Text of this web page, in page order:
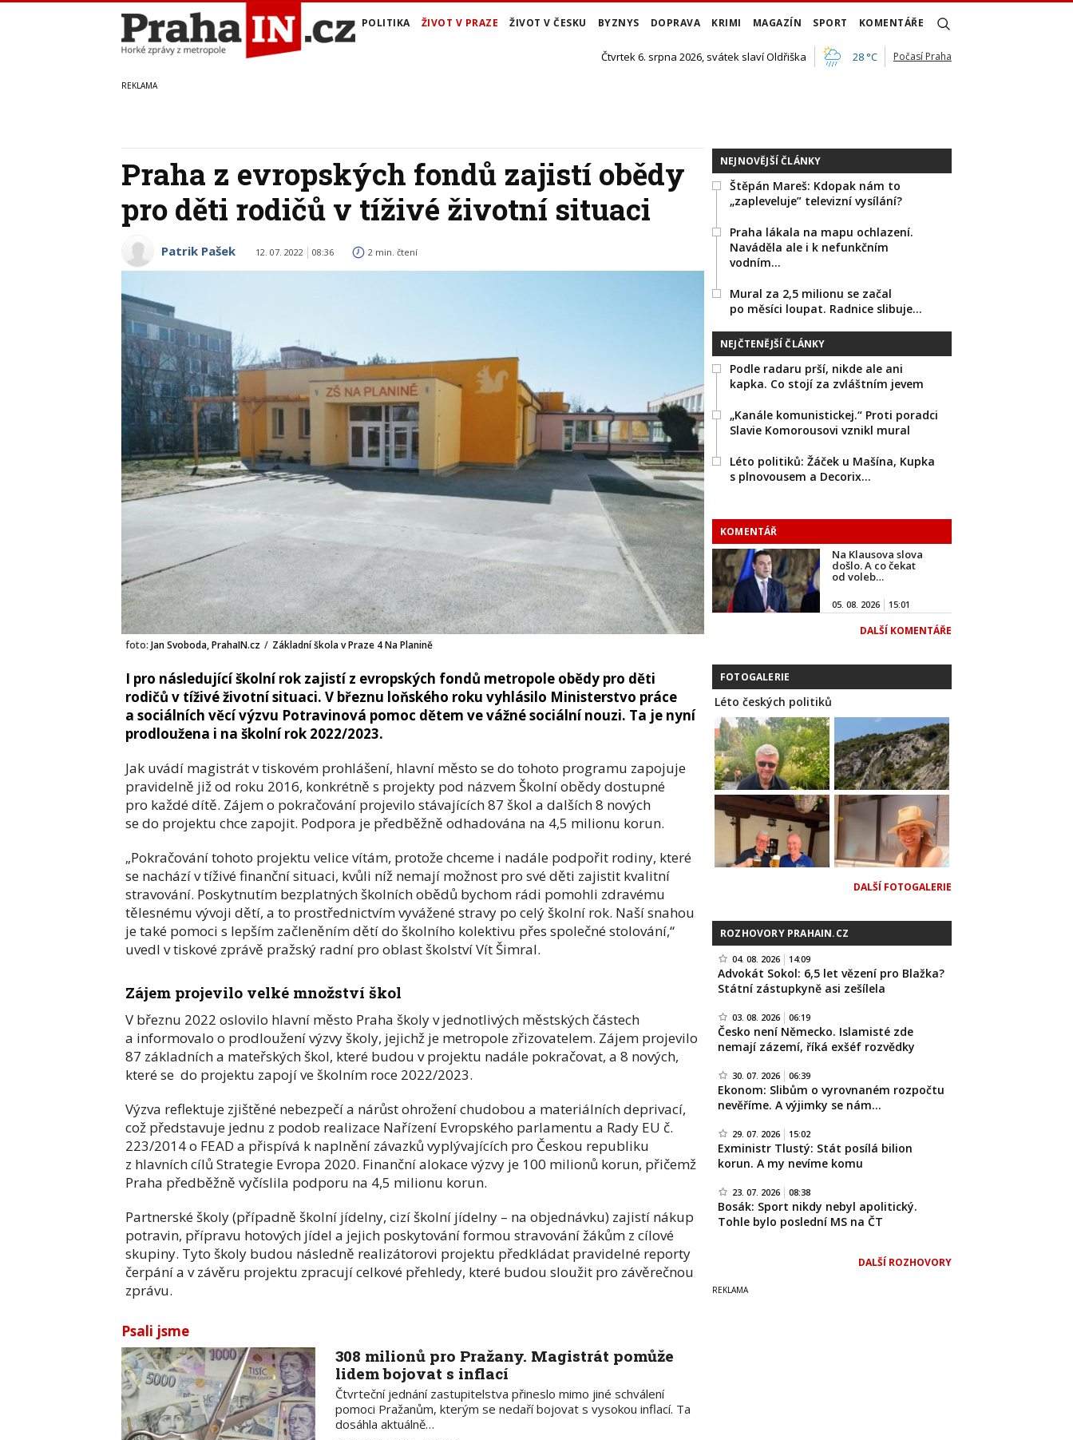
POLITIKA ŽIVOT V PRAZE ŽIVOT V ČESKU BYZNYS DOPRAVA KRIMI MAGAZÍN SPORT KOMENTÁŘE
Čtvrtek 6. srpna 2026, svátek slaví Oldřiška 28 °C Počasí Praha
Praha z evropských fondů zajistí obědy
pro děti rodičů v tíživé životní situaci
Patrik Pašek 12. 07. 2022 08:36 2 min. čtení
foto: Jan Svoboda, PrahaIN.cz / Základní škola v Praze 4 Na Planině
I pro následující školní rok zajistí z evropských fondů metropole obědy pro děti
rodičů v tíživé životní situaci. V březnu loňského roku vyhlásilo Ministerstvo práce
a sociálních věcí výzvu Potravinová pomoc dětem ve vážné sociální nouzi. Ta je nyní
prodloužena i na školní rok 2022/2023.
Jak uvádí magistrát v tiskovém prohlášení, hlavní město se do tohoto programu zapojuje
pravidelně již od roku 2016, konkrétně s projekty pod názvem Školní obědy dostupné
pro každé dítě. Zájem o pokračování projevilo stávajících 87 škol a dalších 8 nových
se do projektu chce zapojit. Podpora je předběžně odhadována na 4,5 milionu korun.
„Pokračování tohoto projektu velice vítám, protože chceme i nadále podpořit rodiny, které
se nachází v tíživé finanční situaci, kvůli níž nemají možnost pro své děti zajistit kvalitní
stravování. Poskytnutím bezplatných školních obědů bychom rádi pomohli zdravému
tělesnému vývoji dětí, a to prostřednictvím vyvážené stravy po celý školní rok. Naší snahou
je také pomoci s lepším začleněním dětí do školního kolektivu přes společné stolování,“
uvedl v tiskové zprávě pražský radní pro oblast školství Vít Šimral.
Zájem projevilo velké množství škol
V březnu 2022 oslovilo hlavní město Praha školy v jednotlivých městských částech
a informovalo o prodloužení výzvy školy, jejichž je metropole zřizovatelem. Zájem projevilo
87 základních a mateřských škol, které budou v projektu nadále pokračovat, a 8 nových,
které se do projektu zapojí ve školním roce 2022/2023.
Výzva reflektuje zjištěné nebezpečí a nárůst ohrožení chudobou a materiálních deprivací,
což představuje jednu z podob realizace Nařízení Evropského parlamentu a Rady EU č.
223/2014 o FEAD a přispívá k naplnění závazků vyplývajících pro Českou republiku
z hlavních cílů Strategie Evropa 2020. Finanční alokace výzvy je 100 milionů korun, přičemž
Praha předběžně vyčíslila podporu na 4,5 milionu korun.
Partnerské školy (případně školní jídelny, cizí školní jídelny – na objednávku) zajistí nákup
potravin, přípravu hotových jídel a jejich poskytování formou stravování žákům z cílové
skupiny. Tyto školy budou následně realizátorovi projektu předkládat pravidelné reporty
čerpání a v závěru projektu zpracují celkové přehledy, které budou sloužit pro závěrečnou
zprávu.
Psali jsme
308 milionů pro Pražany. Magistrát pomůže
lidem bojovat s inflací
Čtvrteční jednání zastupitelstva přineslo mimo jiné schválení
pomoci Pražanům, kterým se nedaří bojovat s vysokou inflací. Ta
dosáhla aktuálně…
NEJNOVĚJŠÍ ČLÁNKY
Štěpán Mareš: Kdopak nám to
„zapleveluje” televizní vysílání?
Praha lákala na mapu ochlazení.
Naváděla ale i k nefunkčním
vodním…
Mural za 2,5 milionu se začal
po měsíci loupat. Radnice slibuje…
NEJČTENĚJŠÍ ČLÁNKY
Podle radaru prší, nikde ale ani
kapka. Co stojí za zvláštním jevem
„Kanále komunistickej.“ Proti poradci
Slavie Komorousovi vznikl mural
Léto politiků: Žáček u Mašína, Kupka
s plnovousem a Decorix…
KOMENTÁŘ
Na Klausova slova
došlo. A co čekat
od voleb…
05. 08. 2026 15:01
DALŠÍ KOMENTÁŘE
FOTOGALERIE
Léto českých politiků
DALŠÍ FOTOGALERIE
ROZHOVORY PRAHAIN.CZ
04. 08. 2026 14:09
Advokát Sokol: 6,5 let vězení pro Blažka?
Státní zástupkyně asi zešílela
03. 08. 2026 06:19
Česko není Německo. Islamisté zde
nemají zázemí, říká exšéf rozvědky
30. 07. 2026 06:39
Ekonom: Slibům o vyrovnaném rozpočtu
nevěříme. A výjimky se nám…
29. 07. 2026 15:02
Exministr Tlustý: Stát posílá bilion
korun. A my nevíme komu
23. 07. 2026 08:38
Bosák: Sport nikdy nebyl apolitický.
Tohle bylo poslední MS na ČT
DALŠÍ ROZHOVORY